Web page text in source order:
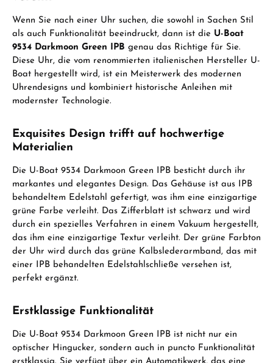
Wenn Sie nach einer Uhr suchen, die sowohl in Sachen Stil
als auch Funktionalität beeindruckt, dann ist die U-Boat
9534 Darkmoon Green IPB genau das Richtige für Sie.
Diese Uhr, die vom renommierten italienischen Hersteller U-
Boat hergestellt wird, ist ein Meisterwerk des modernen
Uhrendesigns und kombiniert historische Anleihen mit
modernster Technologie.
Exquisites Design trifft auf hochwertige
Materialien
Die U-Boat 9534 Darkmoon Green IPB besticht durch ihr
markantes und elegantes Design. Das Gehäuse ist aus IPB
behandeltem Edelstahl gefertigt, was ihm eine einzigartige
grüne Farbe verleiht. Das Zifferblatt ist schwarz und wird
durch ein spezielles Verfahren in einem Vakuum hergestellt,
das ihm eine einzigartige Textur verleiht. Der grüne Farbton
der Uhr wird durch das grüne Kalbslederarmband, das mit
einer IPB behandelten Edelstahlschließe versehen ist,
perfekt ergänzt.
Erstklassige Funktionalität
Die U-Boat 9534 Darkmoon Green IPB ist nicht nur ein
optischer Hingucker, sondern auch in puncto Funktionalität